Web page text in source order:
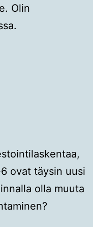
Olin
ovat täysin uusi
olla muuta